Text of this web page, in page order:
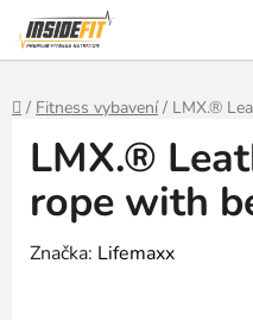
Přejít
na
obsah
Domů
/ Fitness vybavení / LMX.®
LMX.®
rope with
Značka: Lifemaxx